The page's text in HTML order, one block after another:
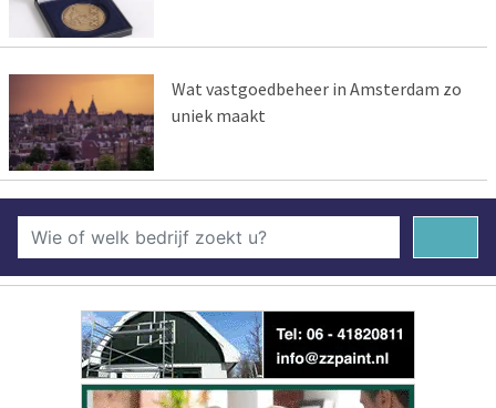
Wat vastgoedbeheer in Amsterdam zo
uniek maakt